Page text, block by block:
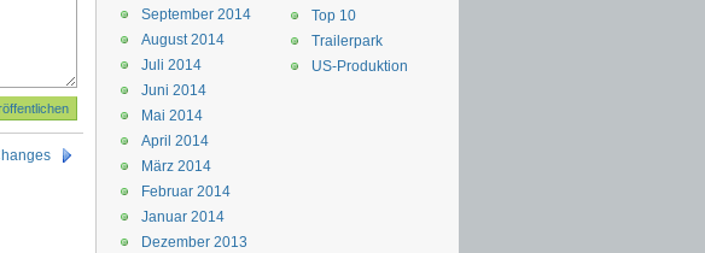
Top 10
Trailerpark
US-Produktion
September 2014
August 2014
Juli 2014
Juni 2014
Mai 2014
April 2014
März 2014
Februar 2014
Januar 2014
Dezember 2013